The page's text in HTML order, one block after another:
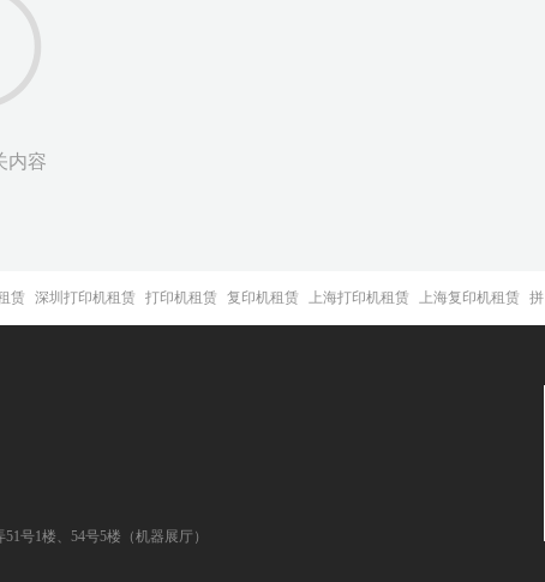
内容
赁 深圳打印机租赁 打印机租赁 复印机租赁 上海打印机租赁 上海复印机租赁
拼
号1楼、54号5楼（机器展厅）